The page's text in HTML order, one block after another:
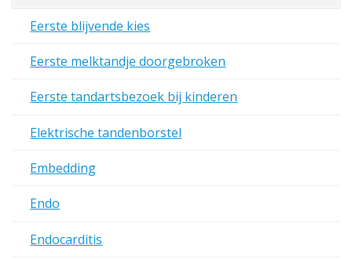
Eerste blijvende kies
Eerste melktandje doorgebroken
Eerste tandartsbezoek bij kinderen
Elektrische tandenborstel
Embedding
Endo
Endocarditis